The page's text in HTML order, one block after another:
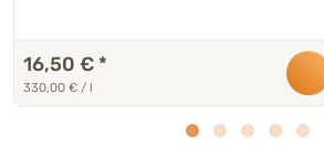
16,50 € *
330,00 € / l